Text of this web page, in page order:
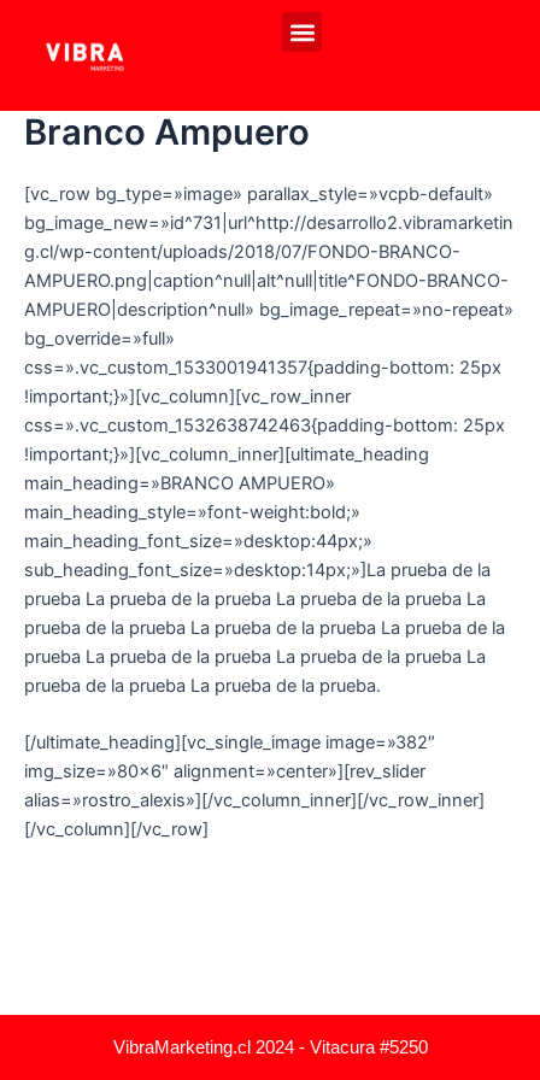
Menú
Branco Ampuero
[vc_row bg_type=»image» parallax_style=»vcpb-default»
bg_image_new=»id^731|url^http://desarrollo2.vibramarketin
g.cl/wp-content/uploads/2018/07/FONDO-BRANCO-
AMPUERO.png|caption^null|alt^null|title^FONDO-BRANCO-
AMPUERO|description^null» bg_image_repeat=»no-repeat»
bg_override=»full»
css=».vc_custom_1533001941357{padding-bottom: 25px
!important;}»][vc_column][vc_row_inner
css=».vc_custom_1532638742463{padding-bottom: 25px
!important;}»][vc_column_inner][ultimate_heading
main_heading=»BRANCO AMPUERO»
main_heading_style=»font-weight:bold;»
main_heading_font_size=»desktop:44px;»
sub_heading_font_size=»desktop:14px;»]La prueba de la
prueba La prueba de la prueba La prueba de la prueba La
prueba de la prueba La prueba de la prueba La prueba de la
prueba La prueba de la prueba La prueba de la prueba La
prueba de la prueba La prueba de la prueba.
[/ultimate_heading][vc_single_image image=»382″
img_size=»80×6″ alignment=»center»][rev_slider
alias=»rostro_alexis»][/vc_column_inner][/vc_row_inner]
[/vc_column][/vc_row]
VibraMarketing.cl 2024 - Vitacura #5250